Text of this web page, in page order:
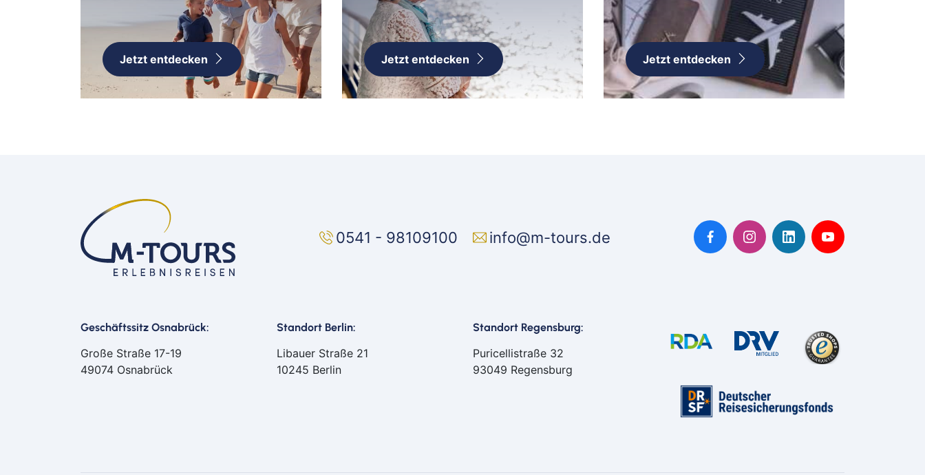
Jülich
Kassel
Kirchzarten
Kleve
Köln
Leverkusen
Müllheim
Osterholz-Scharmbeck
Jetzt entdecken Jetzt entdecken Jetzt entdecken
0541 - 98109100 info@m-tours.de
Geschäftssitz Osnabrück:
Große Straße 17-19
49074 Osnabrück
Standort Berlin:
Libauer Straße 21
10245 Berlin
Standort Regensburg:
Puricellistraße 32
93049 Regensburg